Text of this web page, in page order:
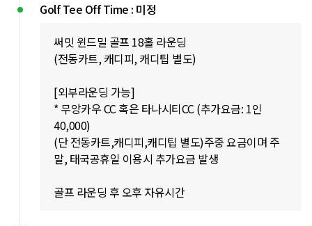
Golf Tee Off Time : 미정
써밋 윈드밀 골프 18홀 라운딩
(전동카트, 캐디피, 캐디팁 별도)
[외부라운딩 가능]
* 무앙카우 CC 혹은 타나시티CC (추가요금: 1인
40,000)
(단 전동카트,캐디피,캐디팁 별도)주중 요금이며 주
말, 태국공휴일 이용시 추가요금 발생
골프 라운딩 후 오후 자유시간